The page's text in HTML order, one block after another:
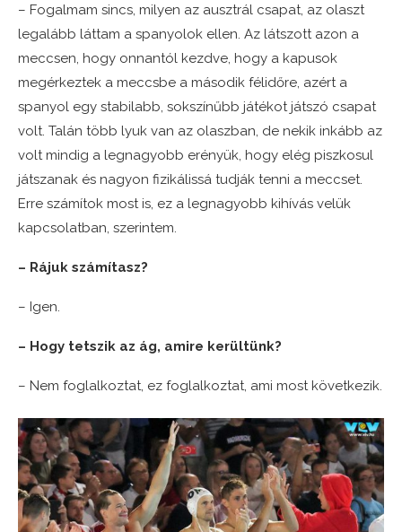
– Fogalmam sincs, milyen az ausztrál csapat, az olaszt
legalább láttam a spanyolok ellen. Az látszott azon a
meccsen, hogy onnantól kezdve, hogy a kapusok
megérkeztek a meccsbe a második félidőre, azért a
spanyol egy stabilabb, sokszínűbb játékot játszó csapat
volt. Talán több lyuk van az olaszban, de nekik inkább az
volt mindig a legnagyobb erényük, hogy elég piszkosul
játszanak és nagyon fizikálissá tudják tenni a meccset.
Erre számítok most is, ez a legnagyobb kihívás velük
kapcsolatban, szerintem.
– Rájuk számítasz?
– Igen.
– Hogy tetszik az ág, amire kerültünk?
– Nem foglalkoztat, ez foglalkoztat, ami most következik.